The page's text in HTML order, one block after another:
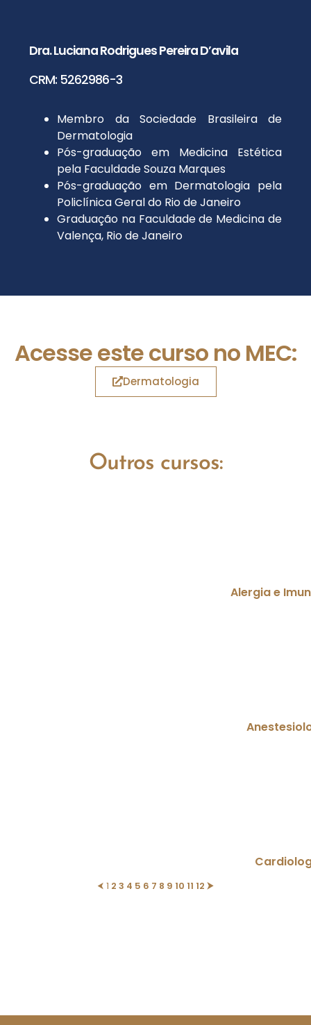
Dra. Luciana Rodrigues Pereira D’avila
CRM: 5262986-3
Membro da Sociedade Brasileira de
Dermatologia
Pós-graduação em Medicina Estética
pela Faculdade Souza Marques
Pós-graduação em Dermatologia pela
Policlínica Geral do Rio de Janeiro
Graduação na Faculdade de Medicina de
Valença, Rio de Janeiro
Acesse este curso no MEC:
Dermatologia
Outros cursos:
Alergia e
⮜ 1 2 3 4 5 6 7 8 9 10 11 12 ⮞